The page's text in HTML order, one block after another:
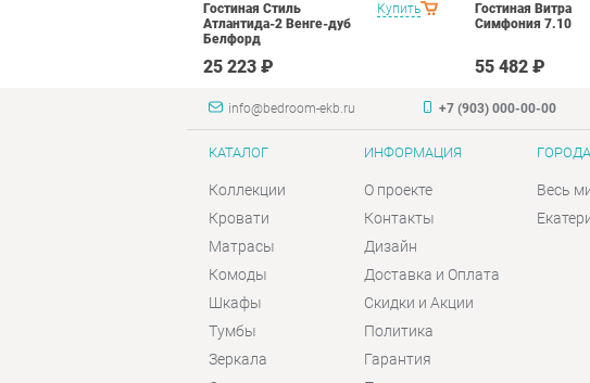
Купить
Гостиная Стиль
Атлантида-2 Венге-дуб
Белфорд
25 223 ₽
Гостиная Витра
Симфония 7.10
55 482 ₽
info@bedroom-ekb.ru +7 (903) 000-00-00
КАТАЛОГ
Коллекции
Кровати
Матрасы
Комоды
Шкафы
Тумбы
Зеркала
ИНФОРМАЦИЯ
О проекте
Контакты
Дизайн
Доставка и Оплата
Скидки и Акции
Политика
Гарантия
ГОРОДА
Весь